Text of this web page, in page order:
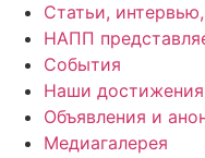
Статьи,
НАПП
События
Наши достижения
Объявления и
Медиагалерея